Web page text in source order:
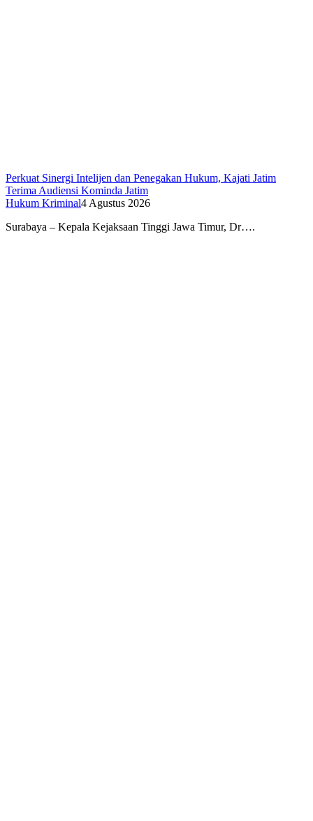
Perkuat Sinergi Intelijen dan Penegakan Hukum, Kajati Jatim
Terima Audiensi Kominda Jatim
Hukum Kriminal4 Agustus 2026
Surabaya – Kepala Kejaksaan Tinggi Jawa Timur, Dr….